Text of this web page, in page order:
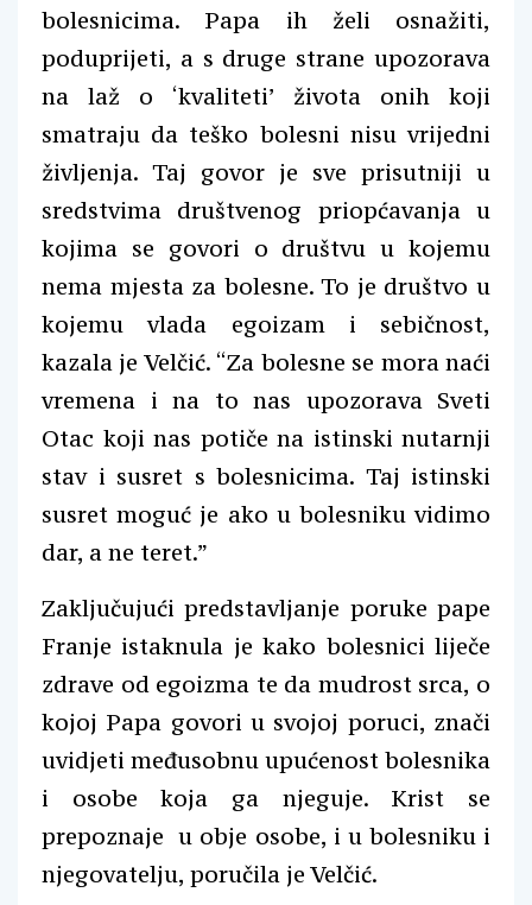
bolesnicima. Papa ih želi osnažiti,
poduprijeti, a s druge strane upozorava
na laž o ‘kvaliteti’ života onih koji
smatraju da teško bolesni nisu vrijedni
življenja. Taj govor je sve prisutniji u
sredstvima društvenog priopćavanja u
kojima se govori o društvu u kojemu
nema mjesta za bolesne. To je društvo u
kojemu vlada egoizam i sebičnost,
kazala je Velčić. “Za bolesne se mora naći
vremena i na to nas upozorava Sveti
Otac koji nas potiče na istinski nutarnji
stav i susret s bolesnicima. Taj istinski
susret moguć je ako u bolesniku vidimo
dar, a ne teret.”
Zaključujući predstavljanje poruke pape
Franje istaknula je kako bolesnici liječe
zdrave od egoizma te da mudrost srca, o
kojoj Papa govori u svojoj poruci, znači
uvidjeti međusobnu upućenost bolesnika
i osobe koja ga njeguje. Krist se
prepoznaje u obje osobe, i u bolesniku i
njegovatelju, poručila je Velčić.